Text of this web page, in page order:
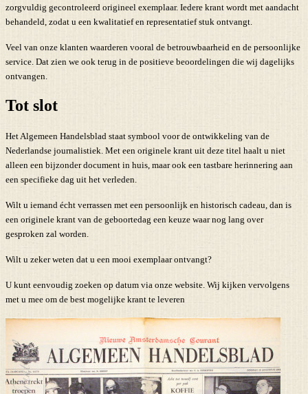
zorgvuldig gecontroleerd origineel exemplaar. Iedere krant wordt met aandacht
behandeld, zodat u een kwalitatief en representatief stuk ontvangt.
Veel van onze klanten waarderen vooral de betrouwbaarheid en de persoonlijke
service. Dat zien we ook terug in de positieve beoordelingen die wij dagelijks
ontvangen.
Tot slot
Het Algemeen Handelsblad staat symbool voor de ontwikkeling van de
Nederlandse journalistiek. Met een originele krant uit deze titel haalt u niet
alleen een bijzonder document in huis, maar ook een tastbare herinnering aan
een specifieke dag uit het verleden.
Wilt u iemand écht verrassen met een persoonlijk en historisch cadeau, dan is
een originele krant van de geboortedag een keuze waar nog lang over
gesproken zal worden.
Wilt u zeker weten dat u een mooi exemplaar ontvangt?
U kunt eenvoudig zoeken op datum via onze website. Wij kijken vervolgens
met u mee om de best mogelijke krant te leveren